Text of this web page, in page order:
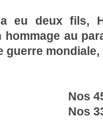
eu deux fils,
hommage au
guerre
Nos
Nos